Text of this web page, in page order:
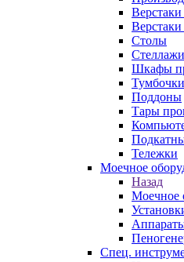
Столы
Стеллажи
Шкафы
Поддоны
Тары
Тележки
Моечное
Назад
Моечное
Спец.